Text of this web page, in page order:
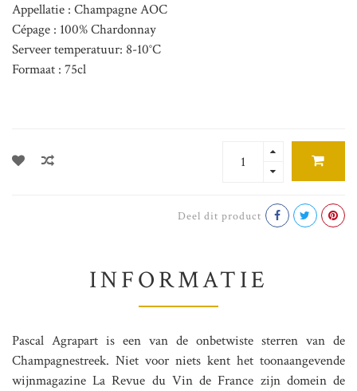
Appellatie : Champagne AOC
Cépage : 100% Chardonnay
Serveer temperatuur: 8-10°C
Formaat : 75cl
Deel dit product
INFORMATIE
Pascal Agrapart is een van de onbetwiste sterren van de
Champagnestreek. Niet voor niets kent het toonaangevende
wijnmagazine La Revue du Vin de France zijn domein de